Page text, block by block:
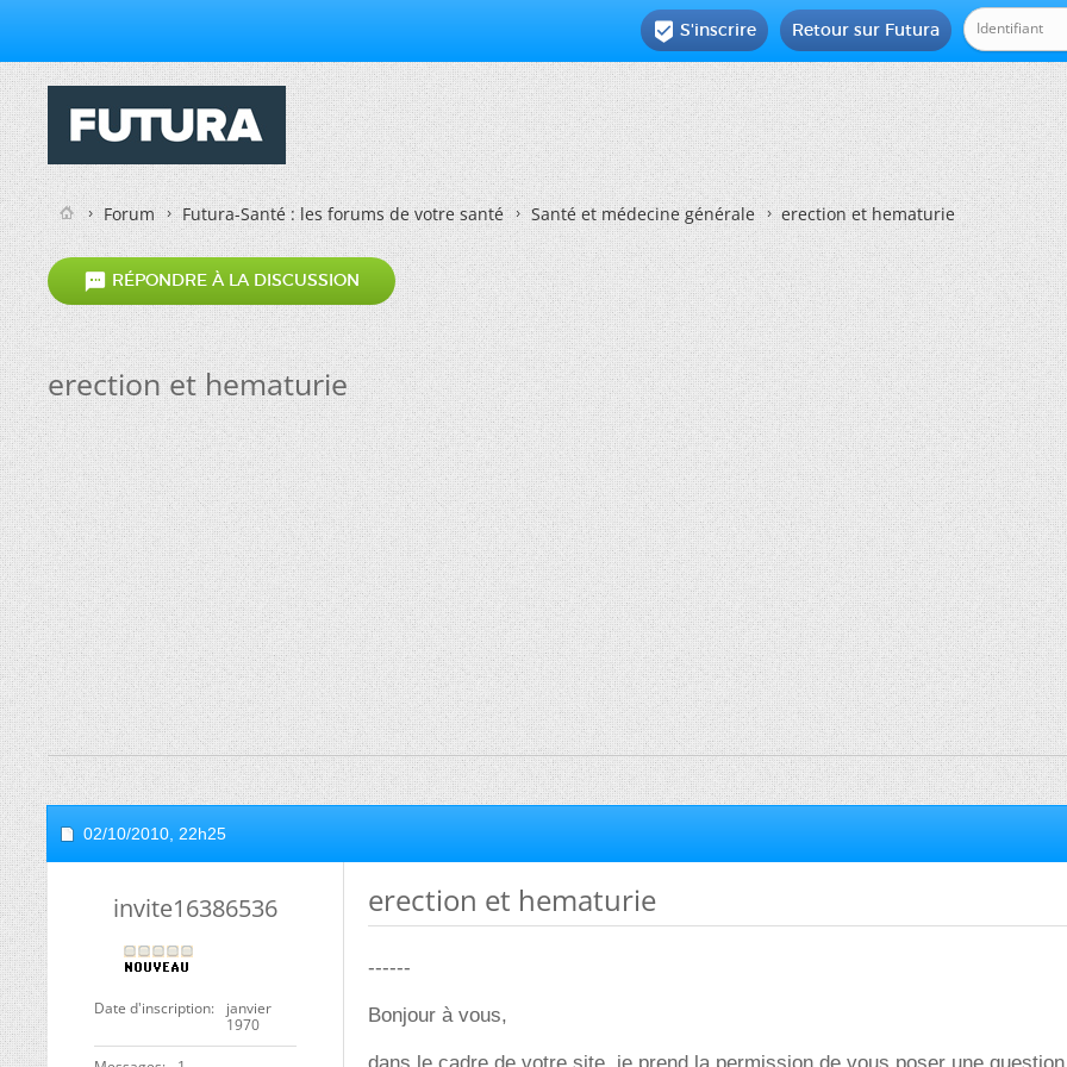
Retour sur Futura
 S'inscrire
Forum Futura-Santé : les forums de votre santé Santé et médecine générale erection et hematurie
 RÉPONDRE À LA DISCUSSION
erection et hematurie
02/10/2010, 22h25
invite16386536
Date d'inscription
janvier
1970
erection et hematurie
------
Bonjour à vous,